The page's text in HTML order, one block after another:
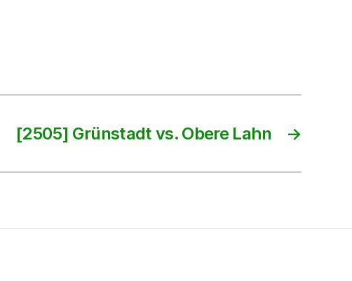
→
[2505] Grünstadt vs. Obere Lahn